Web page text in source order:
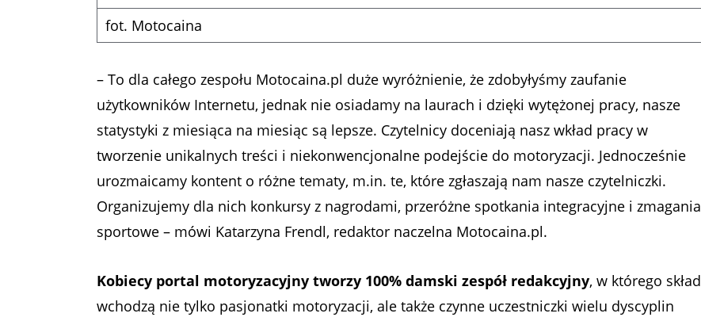
fot. Motocaina
– To dla całego zespołu Motocaina.pl duże wyróżnienie, że zdobyłyśmy zaufanie
użytkowników Internetu, jednak nie osiadamy na laurach i dzięki wytężonej pracy, nasze
statystyki z miesiąca na miesiąc są lepsze. Czytelnicy doceniają nasz wkład pracy w
tworzenie unikalnych treści i niekonwencjonalne podejście do motoryzacji. Jednocześnie
urozmaicamy kontent o różne tematy, m.in. te, które zgłaszają nam nasze czytelniczki.
Organizujemy dla nich konkursy z nagrodami, przeróżne spotkania integracyjne i zmagania
sportowe – mówi Katarzyna Frendl, redaktor naczelna Motocaina.pl.
Kobiecy portal motoryzacyjny tworzy 100% damski zespół redakcyjny, w którego skład
wchodzą nie tylko pasjonatki motoryzacji, ale także czynne uczestniczki wielu dyscyplin